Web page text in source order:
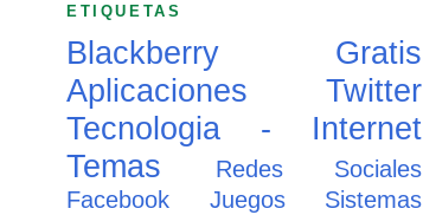
ETIQUETAS
Blackberry
Gratis
Aplicaciones
Twitter
Tecnologia - Internet
Temas
Redes Sociales
Facebook
Juegos
Sistemas